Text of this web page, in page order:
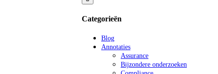
Categorieën
Blog
Annotaties
Assurance
Bijzondere onderzoeken